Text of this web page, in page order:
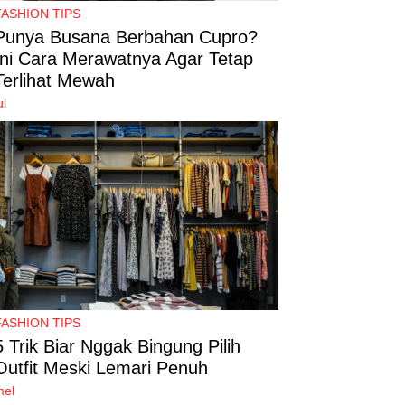
TIPS
Busana Berbahan Cupro?
Cara Merawatnya Agar Tetap
Mewah
TIPS
Trik Biar Nggak Bingung Pilih
Meski Lemari Penuh